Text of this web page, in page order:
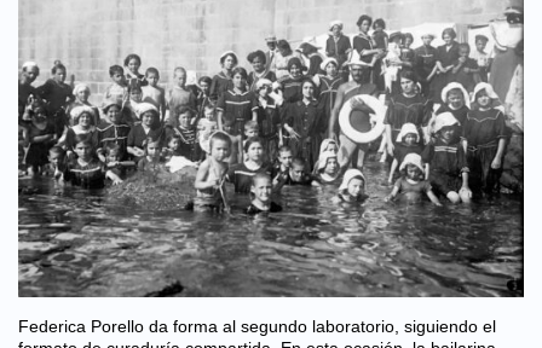
Federica Porello da forma al segundo laboratorio, siguiendo el